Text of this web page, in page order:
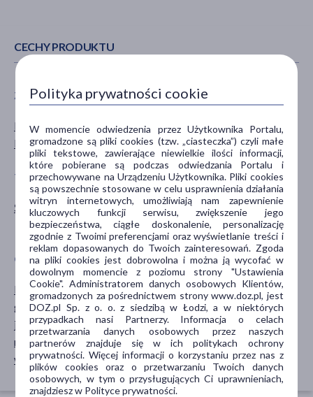
CECHY PRODUKTU
ZALECENIA ŻYWIENIOWE
Bez glutenu
Bez laktozy
WIEK
dla dzieci
TYP PRODUKTU
Środki spożywcze
POSTAĆ
deser
gotowe danie
GŁÓWNY SKŁADNIK
banan
gruszka
jabłko
morela
witamina C
SMAK
owocowy
Polityka prywatności cookie
W momencie odwiedzenia przez Użytkownika Portalu,
gromadzone są pliki cookies (tzw. „ciasteczka”) czyli małe
pliki tekstowe, zawierające niewielkie ilości informacji,
które pobierane są podczas odwiedzania Portalu i
przechowywane na Urządzeniu Użytkownika. Pliki cookies
są powszechnie stosowane w celu usprawnienia działania
witryn internetowych, umożliwiają nam zapewnienie
kluczowych funkcji serwisu, zwiększenie jego
bezpieczeństwa, ciągłe doskonalenie, personalizację
zgodnie z Twoimi preferencjami oraz wyświetlanie treści i
reklam dopasowanych do Twoich zainteresowań. Zgoda
na pliki cookies jest dobrowolna i można ją wycofać w
dowolnym momencie z poziomu strony "Ustawienia
Cookie". Administratorem danych osobowych Klientów,
gromadzonych za pośrednictwem strony www.doz.pl, jest
DOZ.pl Sp. z o. o. z siedzibą w Łodzi, a w niektórych
przypadkach nasi Partnerzy. Informacja o celach
przetwarzania danych osobowych przez naszych
partnerów znajduje się w ich politykach ochrony
prywatności. Więcej informacji o korzystaniu przez nas z
plików cookies oraz o przetwarzaniu Twoich danych
osobowych, w tym o przysługujących Ci uprawnieniach,
znajdziesz w Polityce prywatności.